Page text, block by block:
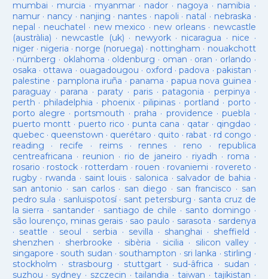
mumbai · murcia · myanmar· nador · nagoya · namibia ·
namur· nancy · nanjing · nantes · napoli · natal · nebraska ·
nepal · neuchatel · new mexico · new orleans· newcastle
(austràlia) · newcastle (uk) · newyork· nicaragua · nice ·
niger· nigeria · norge (noruega) · nottingham · nouakchott
· nürnberg · oklahoma · oldenburg · oman · oran · orlando ·
osaka · ottawa · ouagadougou · oxford ·padova ·pakistan ·
palestine · pamplona iruña · panama · papua nova guinea ·
paraguay· parana ·paraty · paris·patagonia · perpinya ·
perth ·philadelphia · phoenix·pilipinas ·portland · porto ·
porto alegre ·portsmouth ·praha · providence ·puebla ·
puerto montt· puerto rico ·punta cana · qatar · qingdao ·
quebec· queenstown · querétaro · quito · rabat · rd congo ·
reading · recife · reims· rennes · reno · republica
centreafricana · reunion · rio de janeiro · riyadh · roma ·
rosario · rostock · rotterdam · rouen · rovaniemi · rovereto ·
rugby· rwanda · saint louis · salonica · salvador de bahia ·
san antonio · san carlos· san diego · san francisco · san
pedro sula · sanluispotosí· sant petersburg · santa cruz de
la sierra · santander · santiago de chile · santo domingo ·
são lourenço, minas gerais · sao paulo · sarasota · sardenya
· seattle · seoul · serbia · sevilla · shanghai · sheffield ·
shenzhen · sherbrooke · sibèria · sicilia · silicon valley ·
singapore · south sudan · southampton · sri lanka · stirling ·
stockholm · strasbourg · stuttgart· sud-âfrica · sudan ·
suzhou · sydney · szczecin ·tailandia ·taiwan · tajikistan ·